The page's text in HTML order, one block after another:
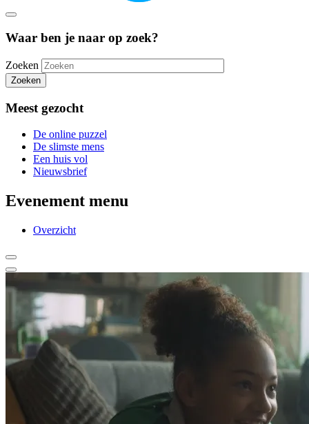
Waar ben je naar op zoek?
Zoeken
Zoeken
Meest gezocht
De online puzzel
De slimste mens
Een huis vol
Nieuwsbrief
Evenement menu
Overzicht